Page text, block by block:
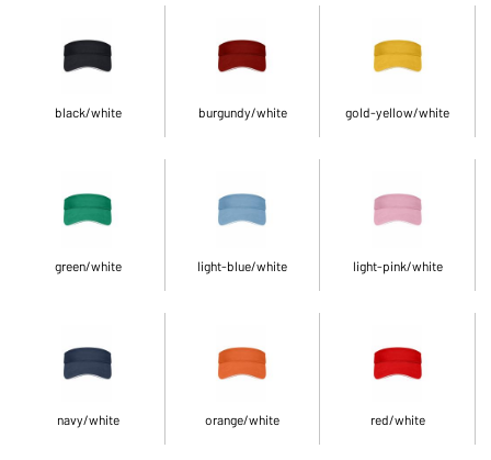
black/white burgundy/white gold-yellow/white
green/white light-blue/white light-pink/white
navy/white orange/white red/white